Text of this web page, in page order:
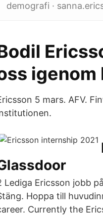
demografi ·
igenom
5 mars. AFV.
Lediga Ericsson jobb
Hoppa till
Currently the